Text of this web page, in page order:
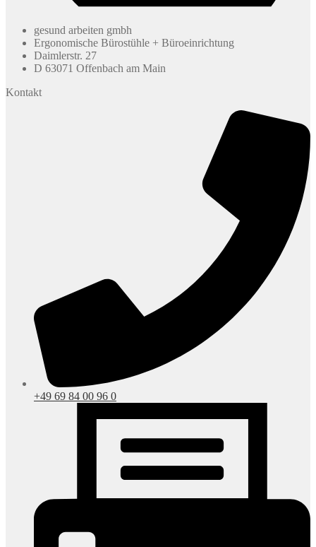
gesund arbeiten gmbh
Ergonomische Bürostühle + Büroeinrichtung
Daimlerstr. 27
D 63071 Offenbach am Main
Kontakt
+49 69 84 00 96 0